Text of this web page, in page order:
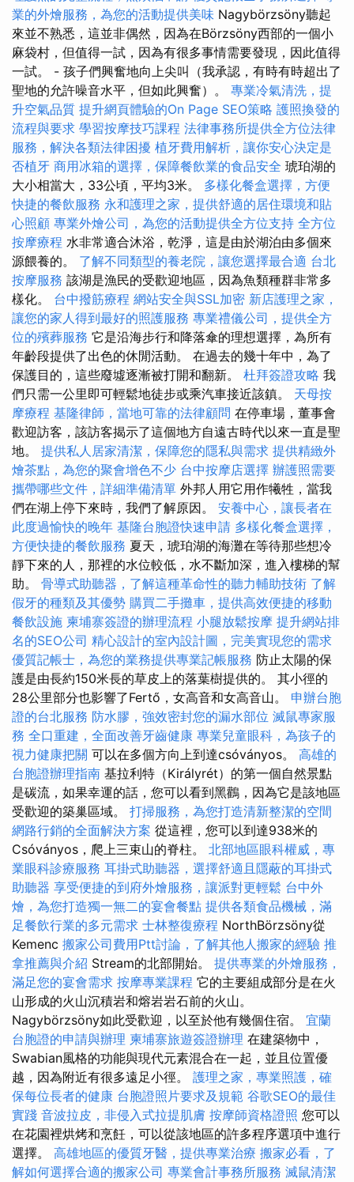
業的外燴服務，為您的活動提供美味 Nagybörzsöny聽起
來並不熟悉，這並非偶然，因為在Börzsöny西部的一個小
麻袋村，但值得一試，因為有很多事情需要發現，因此值得
一試。 - 孩子們興奮地向上尖叫（我承認，有時有時超出了
聖地的允許噪音水平，但如此興奮）。 專業冷氣清洗，提
升空氣品質 提升網頁體驗的On Page SEO策略 護照換發的
流程與要求 學習按摩技巧課程 法律事務所提供全方位法律
服務，解決各類法律困擾 植牙費用解析，讓你安心決定是
否植牙 商用冰箱的選擇，保障餐飲業的食品安全 琥珀湖的
大小相當大，33公頃，平均3米。 多樣化餐盒選擇，方便
快捷的餐飲服務 永和護理之家，提供舒適的居住環境和貼
心照顧 專業外燴公司，為您的活動提供全方位支持 全方位
按摩療程 水非常適合沐浴，乾淨，這是由於湖泊由多個來
源餵養的。 了解不同類型的養老院，讓您選擇最合適 台北
按摩服務 該湖是漁民的受歡迎地區，因為魚類種群非常多
樣化。 台中撥筋療程 網站安全與SSL加密 新店護理之家，
讓您的家人得到最好的照護服務 專業禮儀公司，提供全方
位的殯葬服務 它是沿海步行和降落傘的理想選擇，為所有
年齡段提供了出色的休閒活動。 在過去的幾十年中，為了
保護目的，這些廢墟逐漸被打開和翻新。 杜拜簽證攻略 我
們只需一公里即可輕鬆地徒步或乘汽車接近該鎮。 天母按
摩療程 基隆律師，當地可靠的法律顧問 在停車場，董事會
歡迎訪客，該訪客揭示了這個地方自遠古時代以來一直是聖
地。 提供私人居家清潔，保障您的隱私與需求 提供精緻外
燴茶點，為您的聚會增色不少 台中按摩店選擇 辦護照需要
攜帶哪些文件，詳細準備清單 外邦人用它用作犧牲，當我
們在湖上停下來時，我們了解原因。 安養中心，讓長者在
此度過愉快的晚年 基隆台胞證快速申請 多樣化餐盒選擇，
方便快捷的餐飲服務 夏天，琥珀湖的海灘在等待那些想冷
靜下來的人，那裡的水位較低，水不斷加深，進入樓梯的幫
助。 骨導式助聽器，了解這種革命性的聽力輔助技術 了解
假牙的種類及其優勢 購買二手攤車，提供高效便捷的移動
餐飲設施 柬埔寨簽證的辦理流程 小腿放鬆按摩 提升網站排
名的SEO公司 精心設計的室內設計圖，完美實現您的需求
優質記帳士，為您的業務提供專業記帳服務 防止太陽的保
護是由長約150米長的草皮上的落葉樹提供的。 其小徑的
28公里部分也影響了Fertő，女高音和女高音山。 申辦台胞
證的台北服務 防水膠，強效密封您的漏水部位 滅鼠專家服
務 全口重建，全面改善牙齒健康 專業兒童眼科，為孩子的
視力健康把關 可以在多個方向上到達csóványos。 高雄的
台胞證辦理指南 基拉利特（Királyrét）的第一個自然景點
是碳流，如果幸運的話，您可以看到黑鸛，因為它是該地區
受歡迎的築巢區域。 打掃服務，為您打造清新整潔的空間
網路行銷的全面解決方案 從這裡，您可以到達938米的
Csóványos，爬上三束山的脊柱。 北部地區眼科權威，專
業眼科診療服務 耳掛式助聽器，選擇舒適且隱蔽的耳掛式
助聽器 享受便捷的到府外燴服務，讓派對更輕鬆 台中外
燴，為您打造獨一無二的宴會餐點 提供各類食品機械，滿
足餐飲行業的多元需求 士林整復療程 NorthBörzsöny從
Kemenc 搬家公司費用Ptt討論，了解其他人搬家的經驗 推
拿推薦與介紹 Stream的北部開始。 提供專業的外燴服務，
滿足您的宴會需求 按摩專業課程 它的主要組成部分是在火
山形成的火山沉積岩和熔岩岩石前的火山。
Nagybörzsöny如此受歡迎，以至於他有幾個住宿。 宜蘭
台胞證的申請與辦理 柬埔寨旅遊簽證辦理 在建築物中，
Swabian風格的功能與現代元素混合在一起，並且位置優
越，因為附近有很多遠足小徑。 護理之家，專業照護，確
保每位長者的健康 台胞證照片要求及規範 谷歌SEO的最佳
實踐 音波拉皮，非侵入式拉提肌膚 按摩師資格證照 您可以
在花園裡烘烤和烹飪，可以從該地區的許多程序選項中進行
選擇。 高雄地區的優質牙醫，提供專業治療 搬家必看，了
解如何選擇合適的搬家公司 專業會計事務所服務 滅鼠清潔